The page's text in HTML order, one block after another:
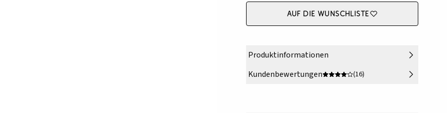
Auf die Wunschliste
Produktinformationen
Kundenbewertungen
(16)